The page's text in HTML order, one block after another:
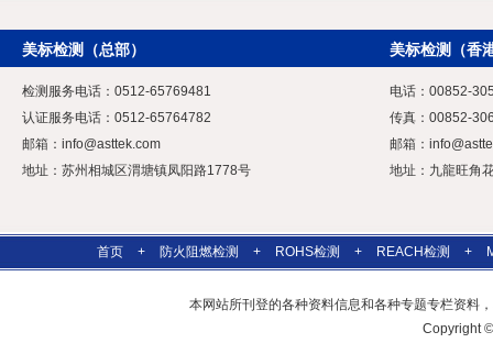
美标检测（总部）
检测服务电话：0512-65769481
认证服务电话：0512-65764782
邮箱： info@asttek.com
地址：苏州相城区渭塘镇凤阳路1778号
美标检测（香
电话：00852-
传真：00852-
邮箱：
地址：九龍旺角
首页 + 防火阻燃检测 + ROHS检测 + REACH检测 +
本网站所刊登的各种资料信息和各种专题专栏资料
Copyright